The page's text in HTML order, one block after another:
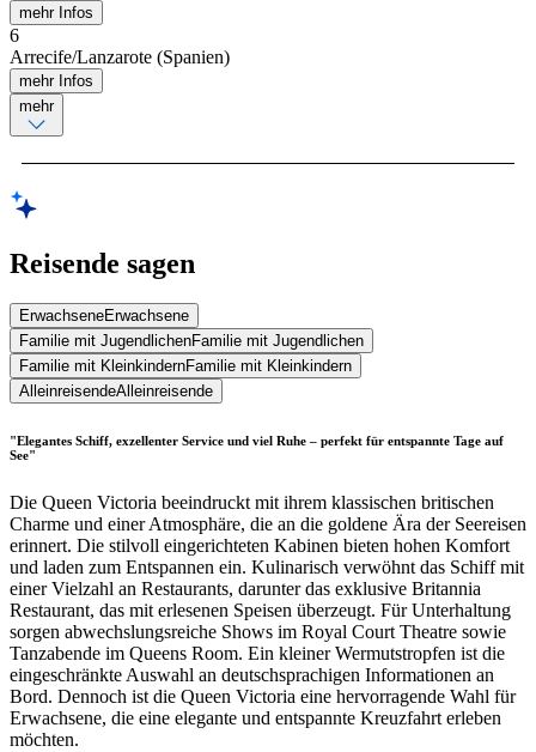
mehr Infos
6
Arrecife/Lanzarote (Spanien)
mehr Infos
mehr
Reisende sagen
ErwachseneErwachsene
Familie mit JugendlichenFamilie mit Jugendlichen
Familie mit KleinkindernFamilie mit Kleinkindern
AlleinreisendeAlleinreisende
"Elegantes Schiff, exzellenter Service und viel Ruhe – perfekt für entspannte Tage auf
See"
Die Queen Victoria beeindruckt mit ihrem klassischen britischen
Charme und einer Atmosphäre, die an die goldene Ära der Seereisen
erinnert. Die stilvoll eingerichteten Kabinen bieten hohen Komfort
und laden zum Entspannen ein. Kulinarisch verwöhnt das Schiff mit
einer Vielzahl an Restaurants, darunter das exklusive Britannia
Restaurant, das mit erlesenen Speisen überzeugt. Für Unterhaltung
sorgen abwechslungsreiche Shows im Royal Court Theatre sowie
Tanzabende im Queens Room. Ein kleiner Wermutstropfen ist die
eingeschränkte Auswahl an deutschsprachigen Informationen an
Bord. Dennoch ist die Queen Victoria eine hervorragende Wahl für
Erwachsene, die eine elegante und entspannte Kreuzfahrt erleben
möchten.